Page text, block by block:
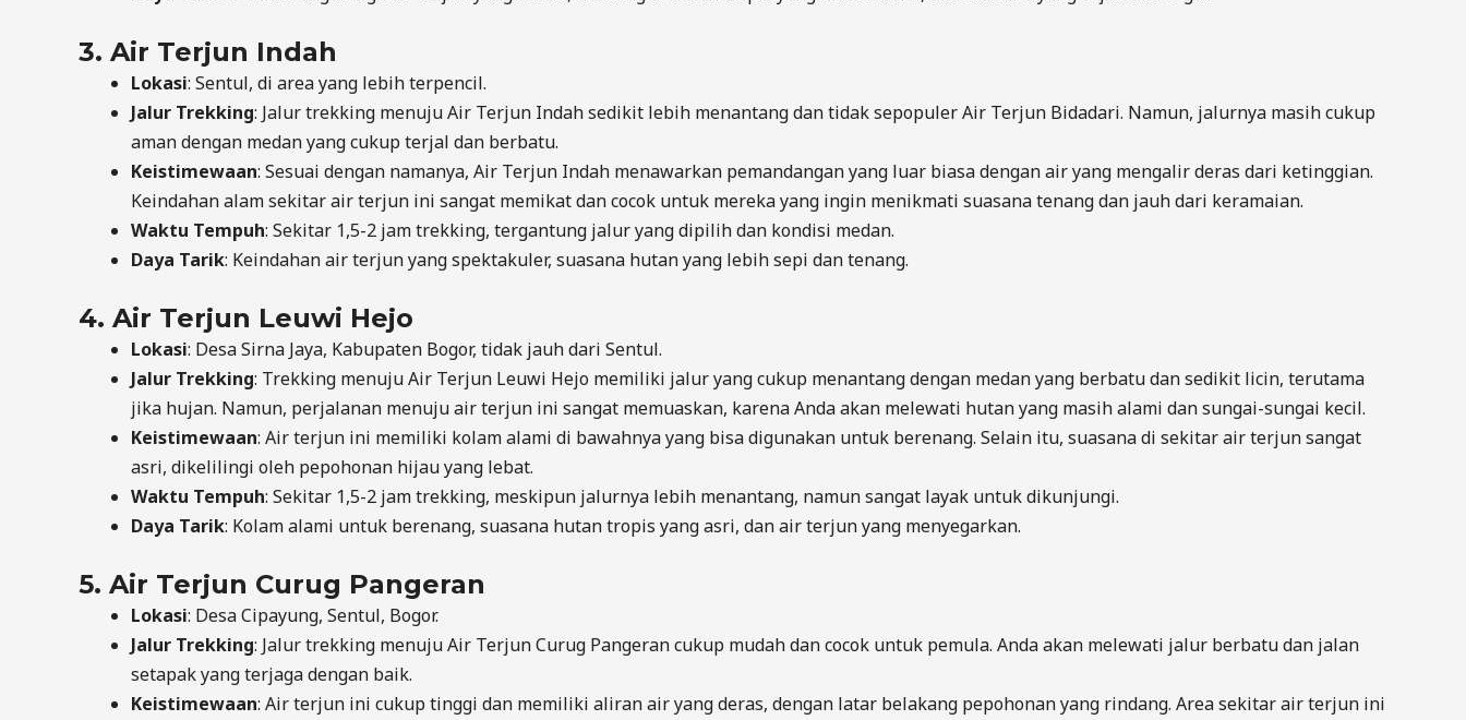
3. Air Terjun Indah
Lokasi: Sentul, di area yang lebih terpencil.
Jalur Trekking: Jalur trekking menuju Air Terjun Indah sedikit lebih menantang dan tidak sepopuler Air Terjun Bidadari. Namun, jalurnya masih cukup
aman dengan medan yang cukup terjal dan berbatu.
Keistimewaan: Sesuai dengan namanya, Air Terjun Indah menawarkan pemandangan yang luar biasa dengan air yang mengalir deras dari ketinggian.
Keindahan alam sekitar air terjun ini sangat memikat dan cocok untuk mereka yang ingin menikmati suasana tenang dan jauh dari keramaian.
Waktu Tempuh: Sekitar 1,5-2 jam trekking, tergantung jalur yang dipilih dan kondisi medan.
Daya Tarik: Keindahan air terjun yang spektakuler, suasana hutan yang lebih sepi dan tenang.
4. Air Terjun Leuwi Hejo
Lokasi: Desa Sirna Jaya, Kabupaten Bogor, tidak jauh dari Sentul.
Jalur Trekking: Trekking menuju Air Terjun Leuwi Hejo memiliki jalur yang cukup menantang dengan medan yang berbatu dan sedikit licin, terutama
jika hujan. Namun, perjalanan menuju air terjun ini sangat memuaskan, karena Anda akan melewati hutan yang masih alami dan sungai-sungai kecil.
Keistimewaan: Air terjun ini memiliki kolam alami di bawahnya yang bisa digunakan untuk berenang. Selain itu, suasana di sekitar air terjun sangat
asri, dikelilingi oleh pepohonan hijau yang lebat.
Waktu Tempuh: Sekitar 1,5-2 jam trekking, meskipun jalurnya lebih menantang, namun sangat layak untuk dikunjungi.
Daya Tarik: Kolam alami untuk berenang, suasana hutan tropis yang asri, dan air terjun yang menyegarkan.
5. Air Terjun Curug Pangeran
Lokasi: Desa Cipayung, Sentul, Bogor.
Jalur Trekking: Jalur trekking menuju Air Terjun Curug Pangeran cukup mudah dan cocok untuk pemula. Anda akan melewati jalur berbatu dan jalan
setapak yang terjaga dengan baik.
Keistimewaan: Air terjun ini cukup tinggi dan memiliki aliran air yang deras, dengan latar belakang pepohonan yang rindang. Area sekitar air terjun ini